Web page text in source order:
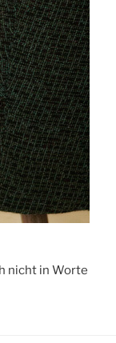
nicht in Worte